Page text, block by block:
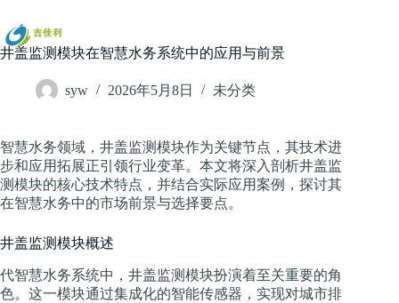
过
内
容
井盖监测模块在智慧水务系统中的应用与前景
syw 2026年5月8日 未分类
智慧水务领域，井盖监测模块作为关键节点，其技术进
步和应用拓展正引领行业变革。本文将深入剖析井盖监
测模块的核心技术特点，并结合实际应用案例，探讨其
在智慧水务中的市场前景与选择要点。
井盖监测模块概述
代智慧水务系统中，井盖监测模块扮演着至关重要的角
色。这一模块通过集成化的智能传感器，实现对城市排